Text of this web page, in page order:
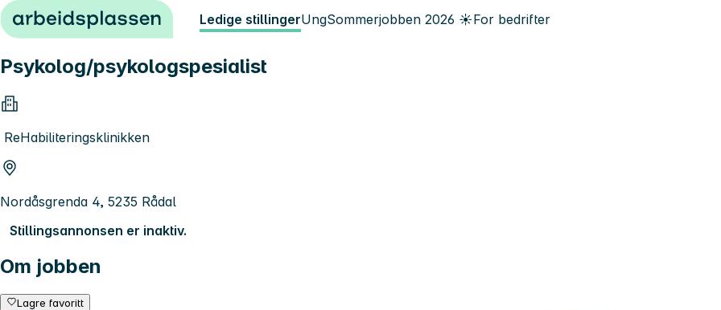
Hopp til innhold Ledige stillingerUngSommerjobben 2026 ☀️For bedrifter
Psykolog/psykologspesialist
ReHabiliteringsklinikken
Nordåsgrenda 4, 5235 Rådal
Stillingsannonsen er inaktiv.
Om jobben
Lagre favoritt